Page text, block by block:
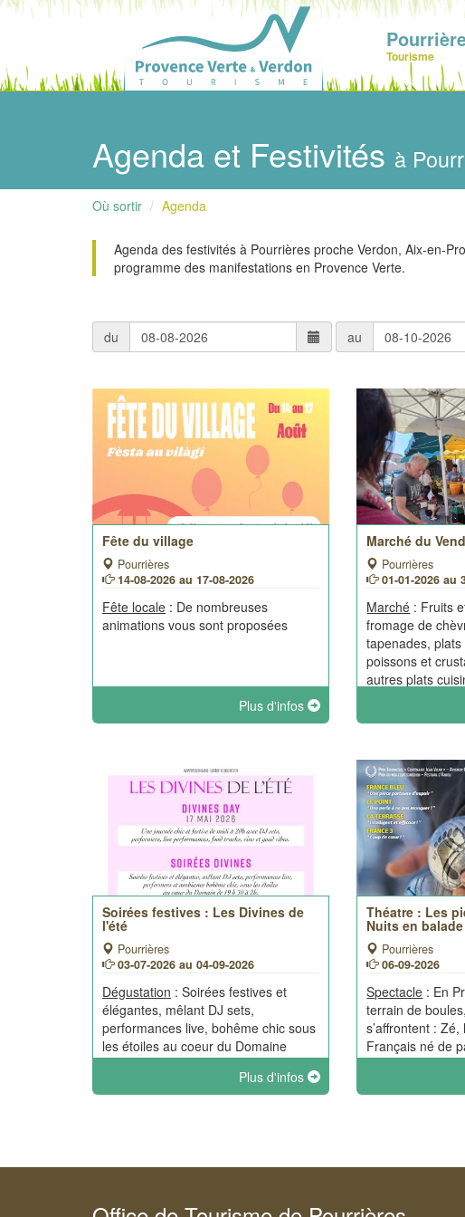
Tourisme
Agenda et Festivités à
Où sortir Agenda
Agenda des festivités à Pourrières proche Verdon, Aix-en-
programme des manifestations en Provence Verte.
du au
Fête du village
Pourrières
14-08-2026 au 17-08-2026
Fête locale : De nombreuses
animations vous sont proposées
Plus d'infos
Marché du
Pourrières
01-01-2026 au
Marché : Fruits
fromage de
tapenades,
poissons et
autres plats
Soirées festives : Les Divines de
l'été
Pourrières
03-07-2026 au 04-09-2026
Dégustation : Soirées festives et
élégantes, mêlant DJ sets,
performances live, bohême chic sous
les étoiles au coeur du Domaine
Plus d'infos
Théatre : Les
Nuits en balade
Pourrières
06-09-2026
Spectacle : En
terrain de
s’affrontent :
Français né de
Monsieur
fraîchement